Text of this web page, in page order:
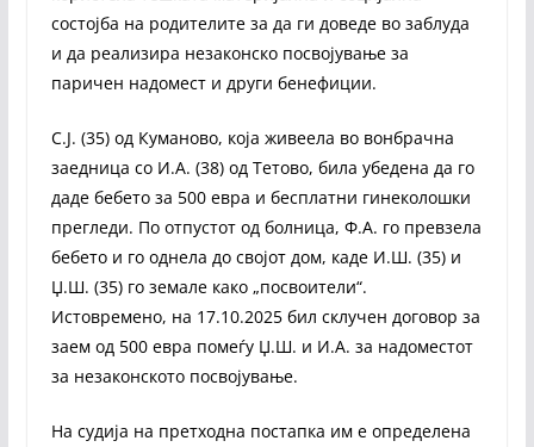
состојба на родителите за да ги доведе во заблуда
и да реализира незаконско посвојување за
паричен надомест и други бенефиции.
С.Ј. (35) од Куманово, која живеела во вонбрачна
заедница со И.А. (38) од Тетово, била убедена да го
даде бебето за 500 евра и бесплатни гинеколошки
прегледи. По отпустот од болница, Ф.А. го превзела
бебето и го однела до својот дом, каде И.Ш. (35) и
Џ.Ш. (35) го земале како „посвоители“.
Истовремено, на 17.10.2025 бил склучен договор за
заем од 500 евра помеѓу Џ.Ш. и И.А. за надоместот
за незаконското посвојување.
На судија на претходна постапка им е определена